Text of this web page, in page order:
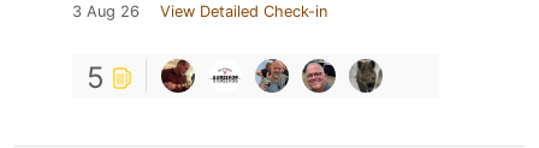
3 Aug 26 View Detailed Check-in
5